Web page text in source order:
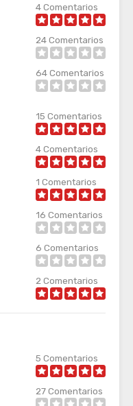
4Comentarios
24Comentarios
64Comentarios
15 Comentarios
4Comentarios
1 Comentarios
16 Comentarios
6 Comentarios
2 Comentarios
5 Comentarios
27Comentarios